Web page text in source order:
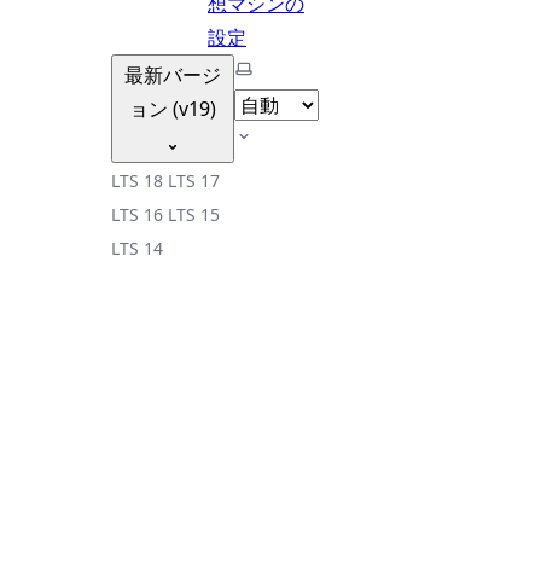
設定
最新バージ
ョン (v19)
LTS 18 LTS 17
LTS 16 LTS 15
LTS 14
テーマを選択